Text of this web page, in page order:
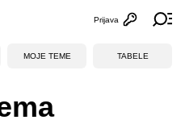
Otvori
Prijava
MOJE TEME TABELE